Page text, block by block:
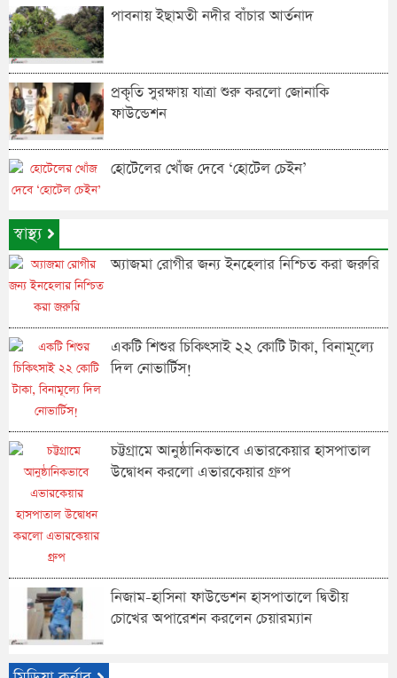
পাবনায় ইছামতী নদীর বাঁচার আর্তনাদ
প্রকৃতি সুরক্ষায় যাত্রা শুরু করলো জোনাকি
ফাউন্ডেশন
হোটেলের খোঁজ দেবে ‘হোটেল চেইন’
স্বাস্থ্য
অ্যাজমা রোগীর জন্য ইনহেলার নিশ্চিত করা জরুরি
একটি শিশুর চিকিৎসাই ২২ কোটি টাকা, বিনামূল্যে
দিল নোভার্টিস!
চট্টগ্রামে আনুষ্ঠানিকভাবে এভারকেয়ার হাসপাতাল
উদ্বোধন করলো এভারকেয়ার গ্রুপ
নিজাম-হাসিনা ফাউন্ডেশন হাসপাতালে দ্বিতীয়
চোখের অপারেশন করলেন চেয়ারম্যান